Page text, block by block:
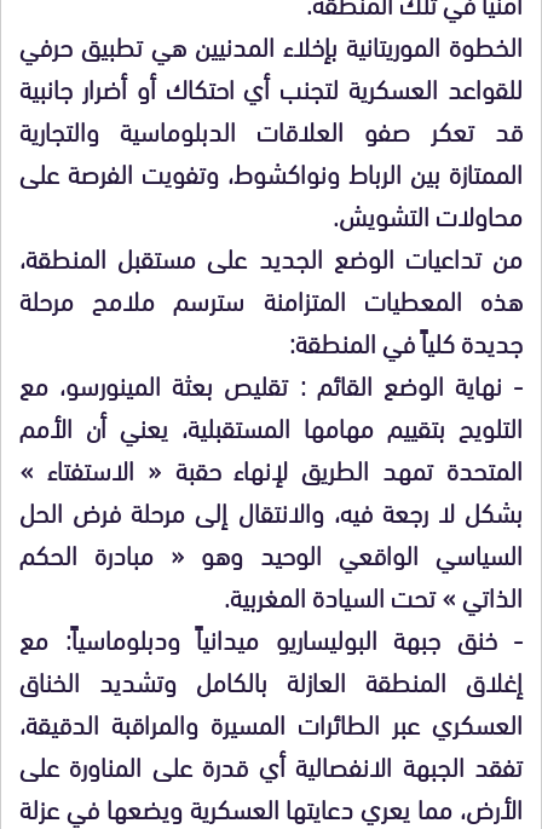
الخطوة الموريتانية بإخلاء المدنيين هي تطبيق حرفي
للقواعد العسكرية لتجنب أي احتكاك أو أضرار جانبية
قد تعكر صفو العلاقات الدبلوماسية والتجارية
الممتازة بين الرباط ونواكشوط، وتفويت الفرصة على
محاولات التشويش.
​من تداعيات الوضع الجديد على مستقبل المنطقة،
هذه المعطيات المتزامنة سترسم ملامح مرحلة
جديدة كلياً في المنطقة:
​- نهاية الوضع القائم : تقليص بعثة المينورسو، مع
التلويح بتقييم مهامها المستقبلية، يعني أن الأمم
المتحدة تمهد الطريق لإنهاء حقبة « الاستفتاء »
بشكل لا رجعة فيه، والانتقال إلى مرحلة فرض الحل
السياسي الواقعي الوحيد وهو « مبادرة الحكم
الذاتي » تحت السيادة المغربية.
​- خنق جبهة البوليساريو ميدانياً ودبلوماسياً: مع
إغلاق المنطقة العازلة بالكامل وتشديد الخناق
العسكري عبر الطائرات المسيرة والمراقبة الدقيقة،
تفقد الجبهة الانفصالية أي قدرة على المناورة على
الأرض، مما يعري دعايتها العسكرية ويضعها في عزلة